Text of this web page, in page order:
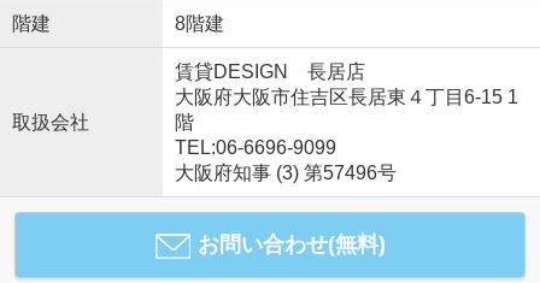
階建 8階建
取扱会社
賃貸DESIGN 長居店
大阪府大阪市住吉区長居東４丁目6-15 1
階
TEL:06-6696-9099
大阪府知事 (3) 第57496号
お問い合わせ(無料)